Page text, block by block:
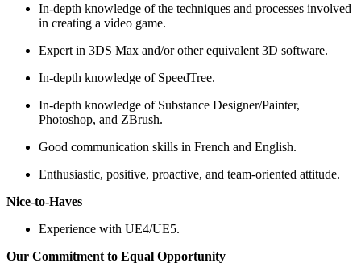
In-depth knowledge of the techniques and processes involved
in creating a video game.
Expert in 3DS Max and/or other equivalent 3D software.
In-depth knowledge of SpeedTree.
In-depth knowledge of Substance Designer/Painter,
Photoshop, and ZBrush.
Good communication skills in French and English.
Enthusiastic, positive, proactive, and team-oriented attitude.
Nice-to-Haves
Experience with UE4/UE5.
Our Commitment to Equal Opportunity